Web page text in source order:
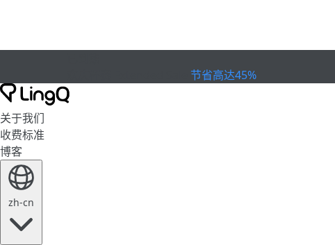
节省高达45%
关于我们
收费标准
博客
zh-cn